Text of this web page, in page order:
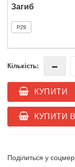
Загиб
P29
Кількість:
КУПИТИ
КУПИТИ
Поділиться у